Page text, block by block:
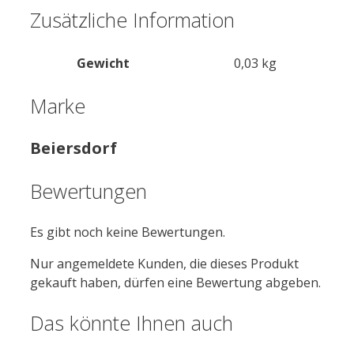
Zusätzliche Information
Gewicht 0,03 kg
Marke
Beiersdorf
Bewertungen
Es gibt noch keine Bewertungen.
Nur angemeldete Kunden, die dieses Produkt
gekauft haben, dürfen eine Bewertung abgeben.
Das könnte Ihnen auch